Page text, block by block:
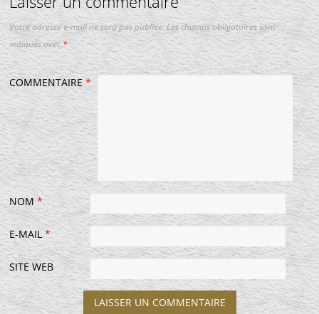
Votre adresse e-mail ne sera pas publiée.Les champs obligatoires sont
indiqués avec *
COMMENTAIRE*
NOM*
E-MAIL*
SITE WEB